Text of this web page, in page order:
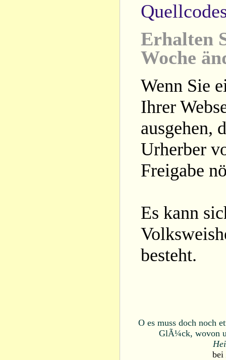
Erhalten
Woche
Wenn Sie
Ihrer
ausgehen,
Urherber
Freigabe
Es kann
besteht.
O es muss doch noch
GlÃ¼ck, wovon
bei